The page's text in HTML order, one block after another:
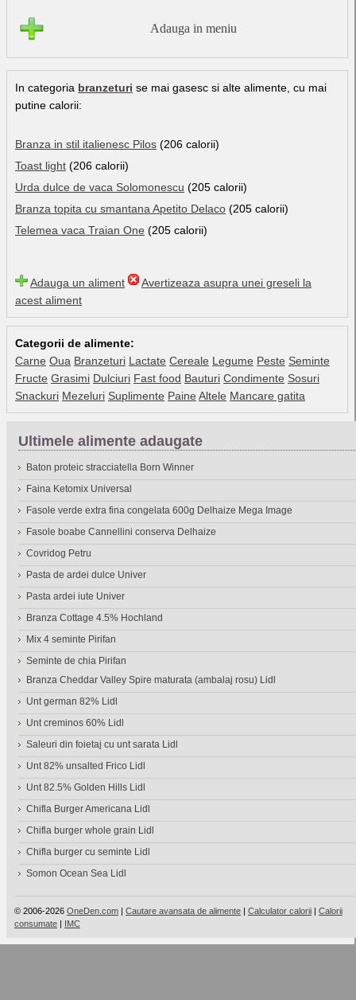
Adauga in meniu
In categoria branzeturi se mai gasesc si alte alimente, cu mai
putine calorii:
Branza in stil italienesc Pilos (206 calorii)
Toast light (206 calorii)
Urda dulce de vaca Solomonescu (205 calorii)
Branza topita cu smantana Apetito Delaco (205 calorii)
Telemea vaca Traian One (205 calorii)
Adauga un aliment
Avertizeaza asupra unei greseli la
acest aliment
Categorii de alimente:
Carne Oua Branzeturi Lactate Cereale Legume Peste Seminte
Fructe Grasimi Dulciuri Fast food Bauturi Condimente Sosuri
Snackuri Mezeluri Suplimente Paine Altele Mancare gatita
Ultimele alimente adaugate
Baton proteic stracciatella Born Winner
Faina Ketomix Universal
Fasole verde extra fina congelata 600g Delhaize Mega Image
Fasole boabe Cannellini conserva Delhaize
Covridog Petru
Pasta de ardei dulce Univer
Pasta ardei iute Univer
Branza Cottage 4.5% Hochland
Mix 4 seminte Pirifan
Seminte de chia Pirifan
Branza Cheddar Valley Spire maturata (ambalaj rosu) Lidl
Unt german 82% Lidl
Unt creminos 60% Lidl
Saleuri din foietaj cu unt sarata Lidl
Unt 82% unsalted Frico Lidl
Unt 82.5% Golden Hills Lidl
Chifla Burger Americana Lidl
Chifla burger whole grain Lidl
Chifla burger cu seminte Lidl
Somon Ocean Sea Lidl
© 2006-2026 OneDen.com | Cautare avansata de alimente | Calculator calorii | Calorii
consumate | IMC